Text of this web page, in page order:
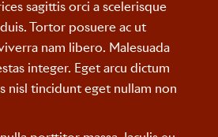
sagittis orci a scelerisque
Tortor posuere ac ut
nam libero. Malesuada
integer. Eget arcu dictum
nisl tincidunt eget nullam non